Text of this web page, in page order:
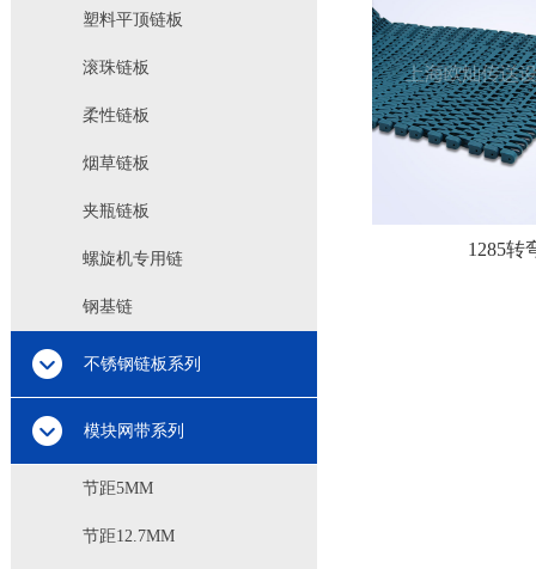
1285转
塑料平顶链板
滚珠链板
柔性链板
烟草链板
夹瓶链板
螺旋机专用链
钢基链
不锈钢链板系列
模块网带系列
节距5MM
节距12.7MM